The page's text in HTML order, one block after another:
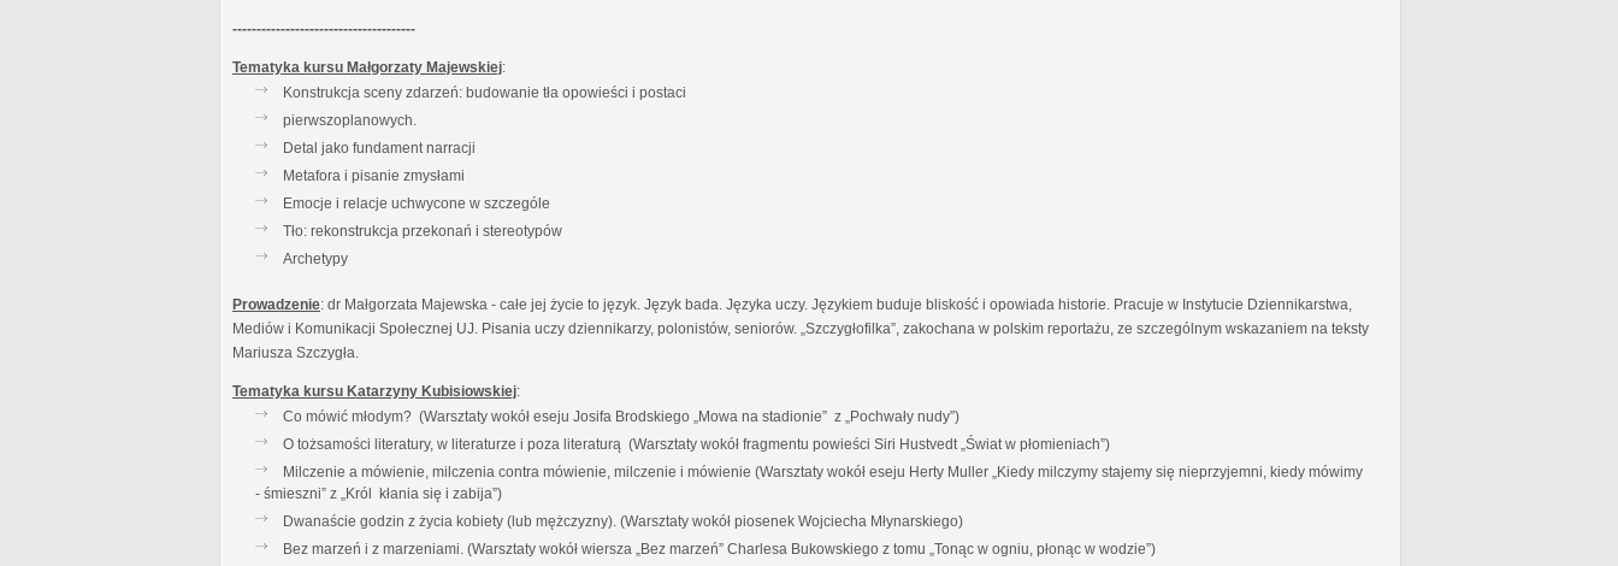
--------------------------------------
Tematyka kursu Małgorzaty Majewskiej:
Konstrukcja sceny zdarzeń: budowanie tła opowieści i postaci
pierwszoplanowych.
Detal jako fundament narracji
Metafora i pisanie zmysłami
Emocje i relacje uchwycone w szczególe
Tło: rekonstrukcja przekonań i stereotypów
Archetypy
Prowadzenie: dr Małgorzata Majewska - całe jej życie to język. Język bada. Języka uczy. Językiem buduje bliskość i opowiada historie. Pracuje w Instytucie Dziennikarstwa,
Mediów i Komunikacji Społecznej UJ. Pisania uczy dziennikarzy, polonistów, seniorów. „Szczygłofilka”, zakochana w polskim reportażu, ze szczególnym wskazaniem na teksty
Mariusza Szczygła.
Tematyka kursu Katarzyny Kubisiowskiej:
Co mówić młodym? (Warsztaty wokół eseju Josifa Brodskiego „Mowa na stadionie” z „Pochwały nudy”)
O tożsamości literatury, w literaturze i poza literaturą (Warsztaty wokół fragmentu powieści Siri Hustvedt „Świat w płomieniach”)
Milczenie a mówienie, milczenia contra mówienie, milczenie i mówienie (Warsztaty wokół eseju Herty Muller „Kiedy milczymy stajemy się nieprzyjemni, kiedy mówimy
- śmieszni” z „Król kłania się i zabija”)
Dwanaście godzin z życia kobiety (lub mężczyzny). (Warsztaty wokół piosenek Wojciecha Młynarskiego)
Bez marzeń i z marzeniami. (Warsztaty wokół wiersza „Bez marzeń” Charlesa Bukowskiego z tomu „Tonąc w ogniu, płonąc w wodzie”)